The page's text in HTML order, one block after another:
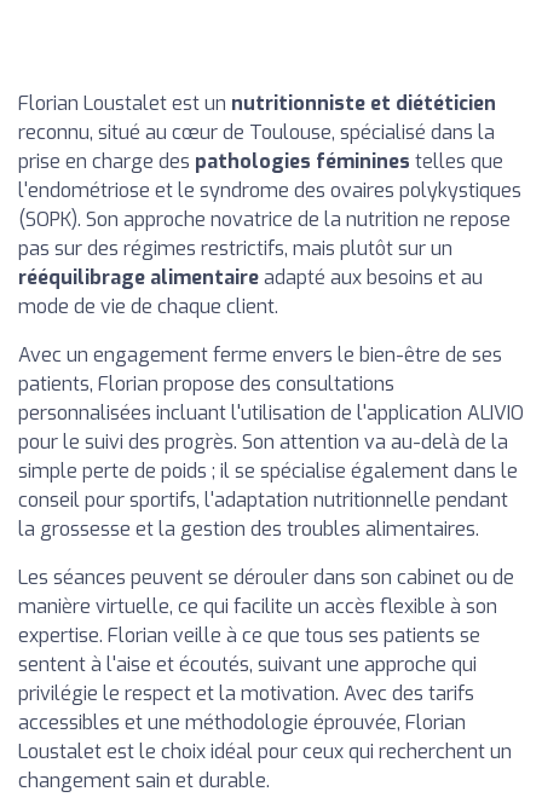
Florian Loustalet est un nutritionniste et diététicien
reconnu, situé au cœur de Toulouse, spécialisé dans la
prise en charge des pathologies féminines telles que
l'endométriose et le syndrome des ovaires polykystiques
(SOPK). Son approche novatrice de la nutrition ne repose
pas sur des régimes restrictifs, mais plutôt sur un
rééquilibrage alimentaireadapté aux besoins et au
mode de vie de chaque client.
Avec un engagement ferme envers le bien-être de ses
patients, Florian propose des consultations
personnalisées incluant l'utilisation de l'application ALIVIO
pour le suivi des progrès. Son attention va au-delà de la
simple perte de poids ; il se spécialise également dans le
conseil pour sportifs, l'adaptation nutritionnelle pendant
la grossesse et la gestion des troubles alimentaires.
Les séances peuvent se dérouler dans son cabinet ou de
manière virtuelle, ce qui facilite un accès flexible à son
expertise. Florian veille à ce que tous ses patients se
sentent à l'aise et écoutés, suivant une approche qui
privilégie le respect et la motivation. Avec des tarifs
accessibles et une méthodologie éprouvée, Florian
Loustalet est le choix idéal pour ceux qui recherchent un
changement sain et durable.